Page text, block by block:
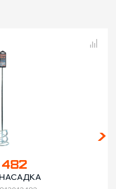
Сравнение товаров
482